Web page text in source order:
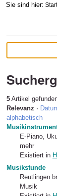
Sie sind hier:
5Artikel
Relevanz ·
alphabetisch
E-Piano,
mehr
Existiert in
Musikstunde
Reutlingen
Musik